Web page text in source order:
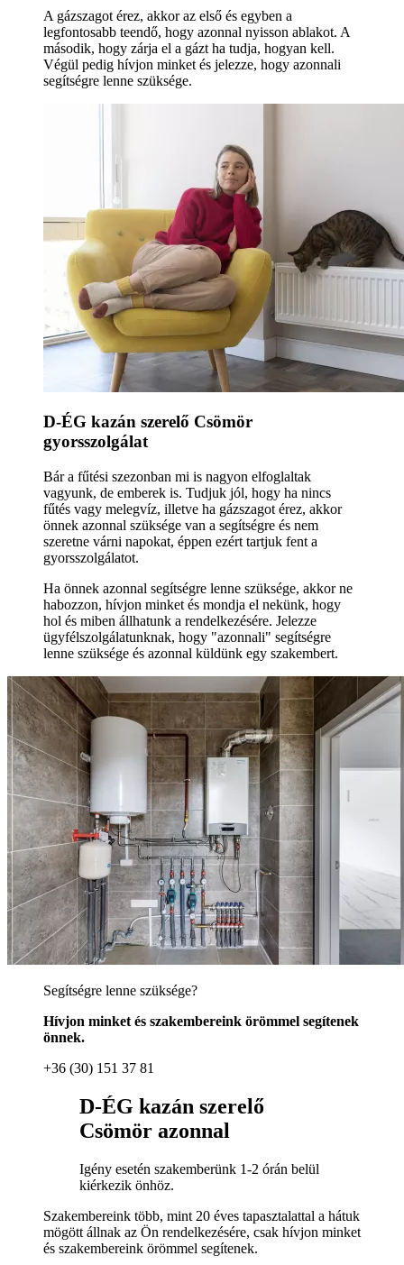
A gázszagot érez, akkor az első és egyben a
legfontosabb teendő, hogy azonnal nyisson ablakot. A
második, hogy zárja el a gázt ha tudja, hogyan kell.
Végül pedig hívjon minket és jelezze, hogy azonnali
segítségre lenne szüksége.
D-ÉG kazán szerelő Csömör
gyorsszolgálat
Bár a fűtési szezonban mi is nagyon elfoglaltak
vagyunk, de emberek is. Tudjuk jól, hogy ha nincs
fűtés vagy melegvíz, illetve ha gázszagot érez, akkor
önnek azonnal szüksége van a segítségre és nem
szeretne várni napokat, éppen ezért tartjuk fent a
gyorsszolgálatot.
Ha önnek azonnal segítségre lenne szüksége, akkor ne
habozzon, hívjon minket és mondja el nekünk, hogy
hol és miben állhatunk a rendelkezésére. Jelezze
ügyfélszolgálatunknak, hogy "azonnali" segítségre
lenne szüksége és azonnal küldünk egy szakembert.
Segítségre lenne szüksége?
Hívjon minket és szakembereink örömmel segítenek
önnek.
+36 (30) 151 37 81
D-ÉG kazán szerelő
Csömör azonnal
Igény esetén szakemberünk 1-2 órán belül
kiérkezik önhöz.
Szakembereink több, mint 20 éves tapasztalattal a hátuk
mögött állnak az Ön rendelkezésére, csak hívjon minket
és szakembereink örömmel segítenek.